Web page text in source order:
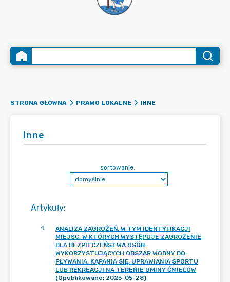
STRONA GŁÓWNA PRAWO LOKALNE INNE
Inne
Artykuły:
sortowanie:
1.
ANALIZA ZAGROŻEŃ, W TYM IDENTYFIKACJI
MIEJSC, W KTÓRYCH WYSTĘPUJE ZAGROŻENIE
DLA BEZPIECZEŃSTWA OSÓB
WYKORZYSTUJĄCYCH OBSZAR WODNY DO
PŁYWANIA, KĄPANIA SIĘ, UPRAWIANIA SPORTU
LUB REKREACJI NA TERENIE GMINY ĆMIELÓW
(Opublikowano: 2025-05-28)